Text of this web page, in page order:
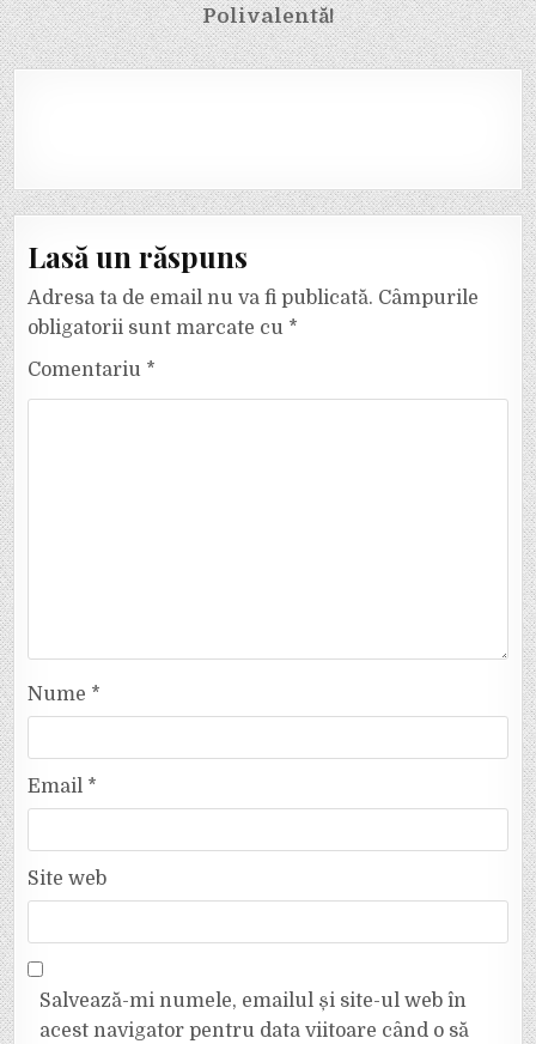
Polivalentă!
Lasă un răspuns
Adresa ta de email nu va fi publicată. Câmpurile
obligatorii sunt marcate cu *
Comentariu *
Nume *
Email *
Site web
Salvează-mi numele, emailul și site-ul web în
acest navigator pentru data viitoare când o să